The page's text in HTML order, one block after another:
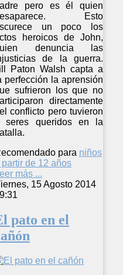
pero es él quien
Esto
un poco los
heroicos de John,
denuncia las
de la guerra.
Paton Walsh capta a
perfección la aprensión
sufrieron los que no
directamente
conflicto pero tuvieron
seres queridos en la
para niños
partir de 12 años
más ...
15 Agosto 2014
pato en el